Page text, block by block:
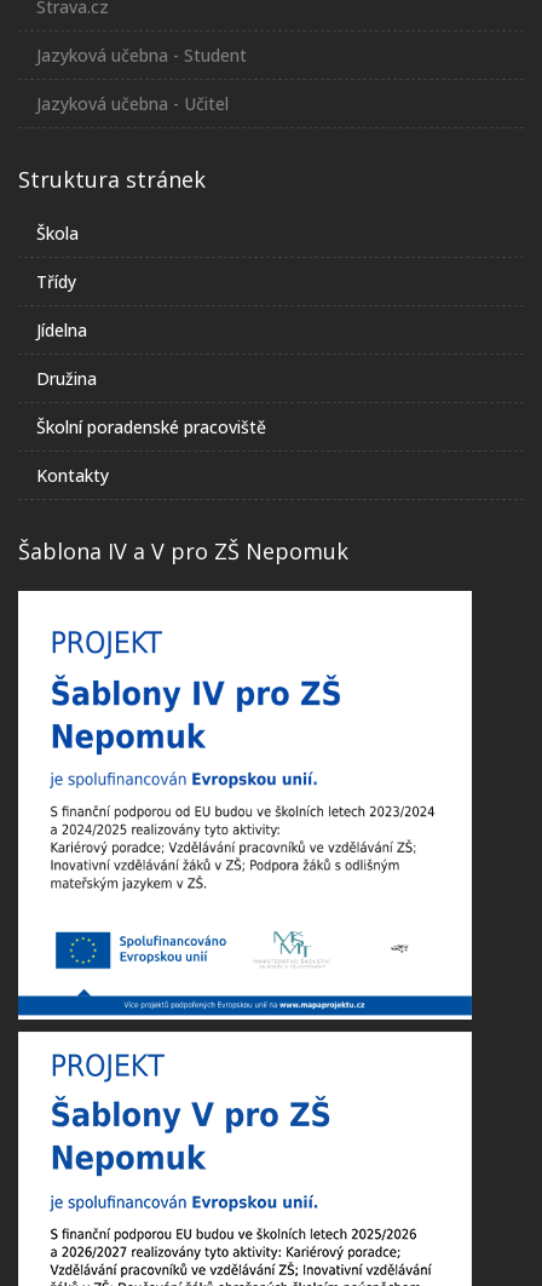
Strava.cz
Jazyková učebna - Student
Jazyková učebna - Učitel
Struktura stránek
Škola
Třídy
Jídelna
Družina
Školní poradenské pracoviště
Kontakty
Šablona IV a V pro ZŠ Nepomuk